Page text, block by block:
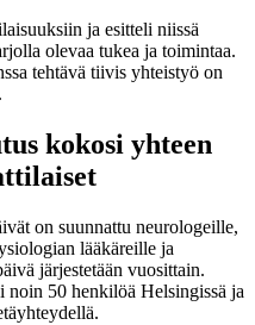
ja esitteli niissä
olevaa tukea ja toimintaa.
tehtävä tiivis yhteistyö on
kokosi yhteen
on suunnattu neurologeille,
lääkäreille ja
järjestetään vuosittain.
noin 50 henkilöä Helsingissä ja